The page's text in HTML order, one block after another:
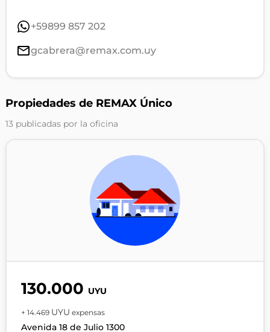
+59899 857 202
gcabrera@remax.com.uy
Propiedades de REMAX Único
13 publicadas por la oficina
130.000 UYU
+ 14.469 UYU expensas
Avenida 18 de Julio 1300